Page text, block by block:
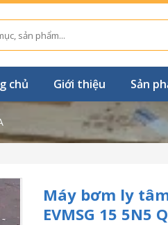
chủ Giới thiệu Sản
Máy bơm ly
EVMSG 15 5N5